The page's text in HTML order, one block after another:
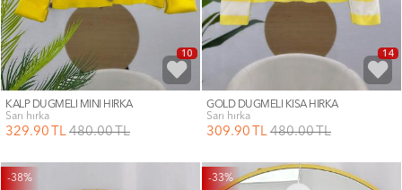
10
KALP DÜĞMELİ MİNİ HIRKA
sarı hırka
329.90 TL 480.00TL
14
GOLD DÜĞMELİ KISA HIRKA
sarı hırka
309.90 TL 480.00TL
-38% -33%